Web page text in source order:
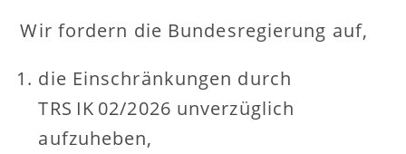
Wir fordern die Bundesregierung auf,
die Einschränkungen durch
TRS IK 02/2026 unverzüglich
aufzuheben,